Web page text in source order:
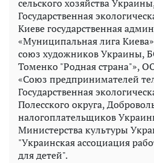
сельского хозяйства
Государственная
Киеве государственная
«Муниципальная лига
союз художников Украины,
Томенко "Родная страна"»,
«Союз предпринимателей
Государственная
Полесского округа,
налогоплательщиков
Министерства культуры
"Украинская ассоциация
для детей".